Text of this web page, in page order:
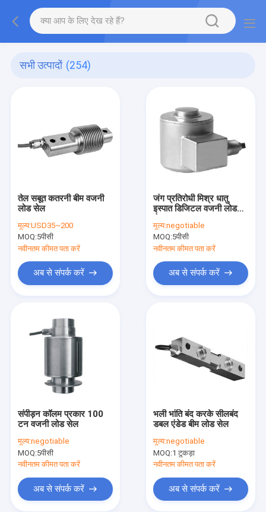
सभी उत्पादों (254)
तेल सबूत कतरनी बीम वजनी
लोड सेल
मूल्य:USD35~200
MOQ:5पीसी
नवीनतम कीमत पता करें
अब से संपर्क करें
जंग प्रतिरोधी मिश्र धातु
इस्पात डिजिटल वजनी लोड
मूल्य:negotiable
MOQ:5पीसी
नवीनतम कीमत पता करें
अब से संपर्क करें
संपीड़न कॉलम प्रकार 100
टन वजनी लोड सेल
मूल्य:negotiable
MOQ:5पीसी
नवीनतम कीमत पता करें
अब से संपर्क करें
भली भांति बंद करके सीलबंद
डबल एंडेड बीम लोड सेल
मूल्य:negotiable
MOQ:1 टुकड़ा
नवीनतम कीमत पता करें
अब से संपर्क करें